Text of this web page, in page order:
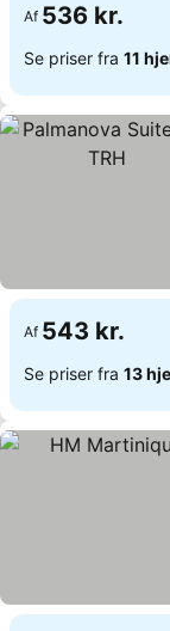
Af 536 kr.
Se priser fra 11
Af 543 kr.
Se priser fra 13